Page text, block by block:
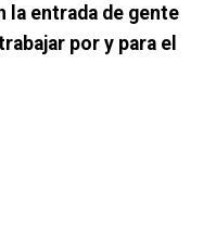
la entrada de gente
por y para el